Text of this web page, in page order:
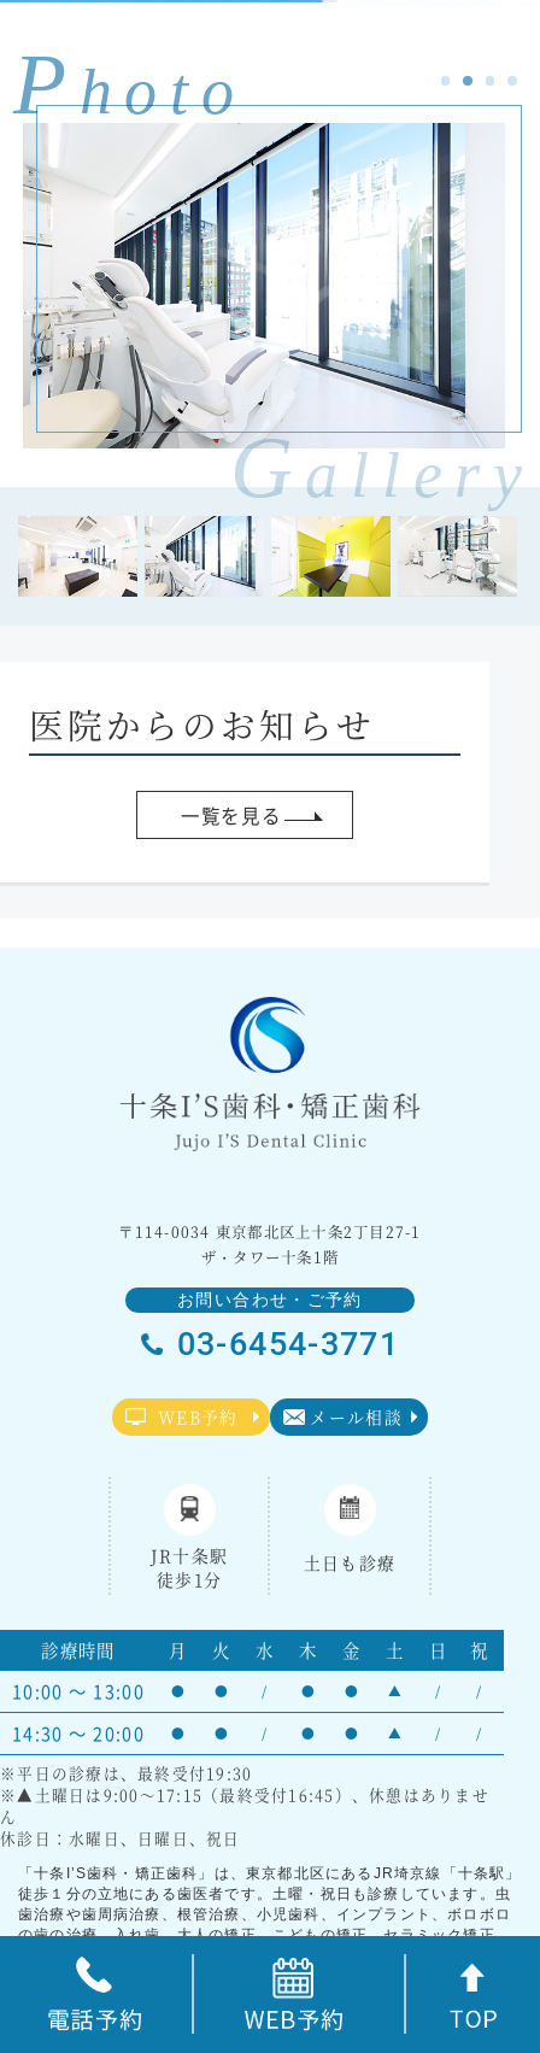
Photo
Gallery
医院からのお知らせ
一覧を見る
〒114-0034 東京都北区上十条2丁目27-1
ザ・タワー十条1階
お問い合わせ・ご予約
03-6454-3771
WEB予約 メール相談
JR十条駅
徒歩1分
土日も診療
診療時間 月 火 水 木 金 土 日 祝
10:00 ～ 13:00 ● ● / ● ● ▲ / /
14:30 ～ 20:00 ● ● / ● ● ▲ / /
※平日の診療は、最終受付19:30
※▲土曜日は9:00～17:15（最終受付16:45）、休憩はありませ
ん
休診日：水曜日、日曜日、祝日
「十条I’S歯科・矯正歯科」は、東京都北区にあるJR埼京線「十条駅」
徒歩１分の立地にある歯医者です。土曜・祝日も診療しています。虫
歯治療や歯周病治療、根管治療、小児歯科、インプラント、ボロボロ
の歯の治療、入れ歯、大人の矯正、こどもの矯正、セラミック矯正、
ホワイトニング、審美セラミック治療、金属アレルギー治療／アマル
ガム除去、歯のクリーニング／歯石除去、親知らずの抜歯など、幅広
い治療に対応しています。精度の高い治療を行うためにCTを駆使し、
治療内容についても患者さんに丁寧に説明しています。セカンドオピ
ニオンも対応しておりますので、お気軽にご相談ください。